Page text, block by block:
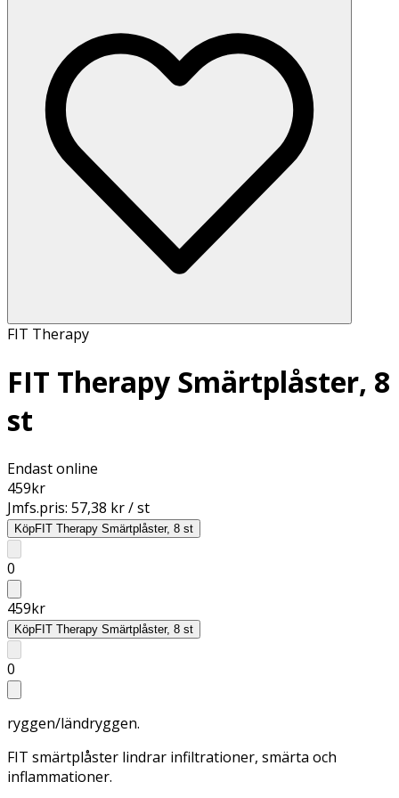
FIT Therapy
FIT Therapy Smärtplåster, 8
st
Endast online
459kr
Jmfs.pris: 57,38 kr / st
KöpFIT Therapy Smärtplåster, 8 st
0
459kr
KöpFIT Therapy Smärtplåster, 8 st
0
ryggen/ländryggen.
FIT smärtplåster lindrar infiltrationer, smärta och
inflammationer.